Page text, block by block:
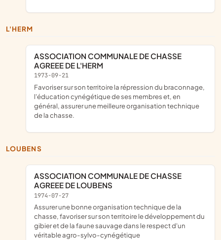
L'HERM
ASSOCIATION COMMUNALE DE CHASSE
AGREEE DE L'HERM
1973-09-21
favoriser sur son territoire la répression du braconnage,
l'éducation cynégétique de ses membres et, en
général, assurer une meilleure organisation technique
de la chasse.
LOUBENS
ASSOCIATION COMMUNALE DE CHASSE
AGREEE DE LOUBENS
1974-07-27
assurer une bonne organisation technique de la
chasse, favoriser sur son territoire le développement du
gibier et de la faune sauvage dans le respect d'un
véritable agro-sylvo-cynégétique